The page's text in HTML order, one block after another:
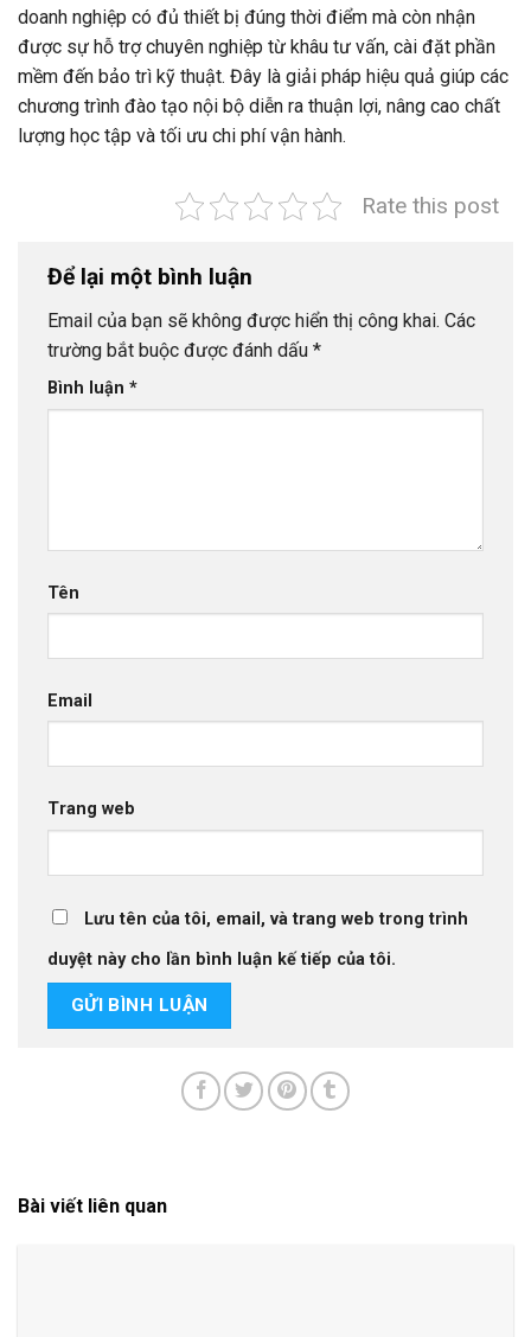
doanh nghiệp có đủ thiết bị đúng thời điểm mà còn nhận
được sự hỗ trợ chuyên nghiệp từ khâu tư vấn, cài đặt phần
mềm đến bảo trì kỹ thuật. Đây là giải pháp hiệu quả giúp các
chương trình đào tạo nội bộ diễn ra thuận lợi, nâng cao chất
lượng học tập và tối ưu chi phí vận hành.
Rate this post
Để lại một bình luận
Email của bạn sẽ không được hiển thị công khai. Các
trường bắt buộc được đánh dấu *
Bình luận *
Tên
Email
Trang web
Lưu tên của tôi, email, và trang web trong trình
duyệt này cho lần bình luận kế tiếp của tôi.
Bài viết liên quan